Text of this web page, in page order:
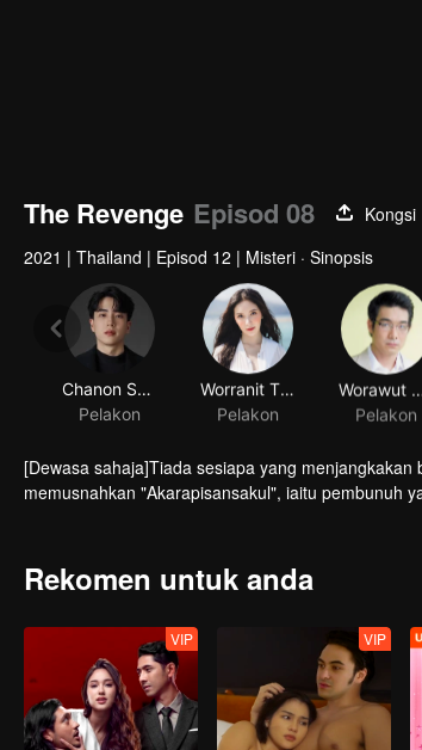
The Revenge Episod 08
Kongsi
2021 | Thailand | Episod 12 | Misteri · Sinopsis
Chanon Santinatornkul
Pelakon
Worranit Thawornwong
Pelakon
Worawut Niyomsup
Pelakon
[Dewasa sahaja]Tiada sesiapa yang
memusnahkan "Akarapisansakul", iaitu pembunuh
Rekomen untuk anda
VIP VIP